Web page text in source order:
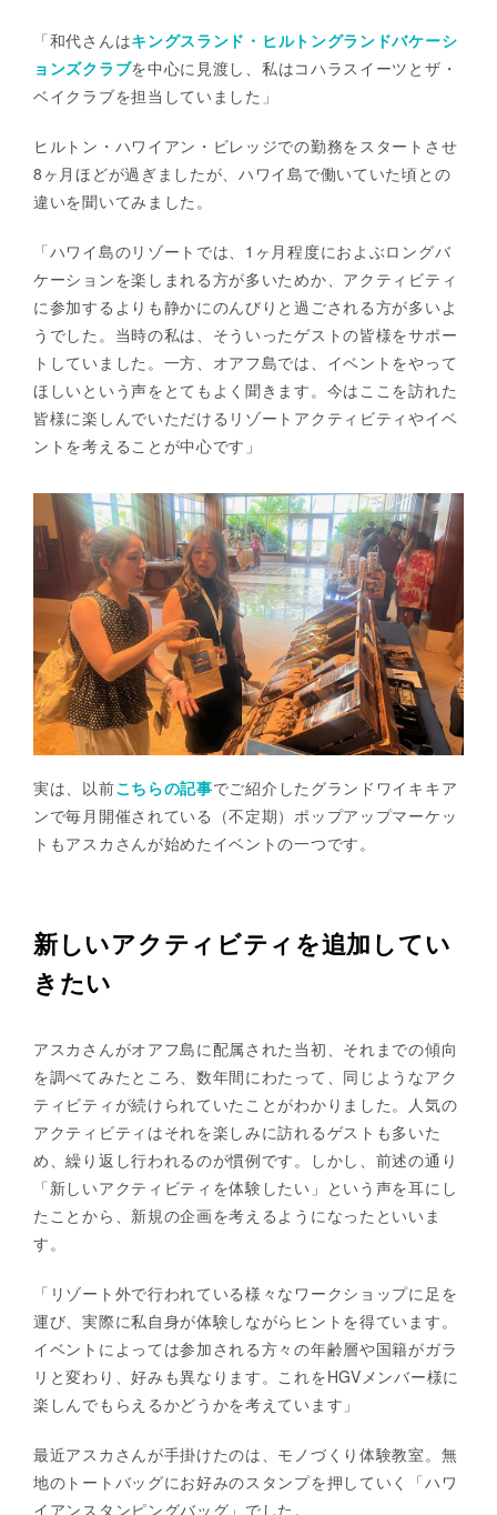
「和代さんはキングスランド・ヒルトングランドバケーシ
ョンズクラブを中心に見渡し、私はコハラスイーツとザ・
ベイクラブを担当していました」
ヒルトン・ハワイアン・ビレッジでの勤務をスタートさせ
8ヶ月ほどが過ぎましたが、ハワイ島で働いていた頃との
違いを聞いてみました。
「ハワイ島のリゾートでは、1ヶ月程度におよぶロングバ
ケーションを楽しまれる方が多いためか、アクティビティ
に参加するよりも静かにのんびりと過ごされる方が多いよ
うでした。当時の私は、そういったゲストの皆様をサポー
トしていました。一方、オアフ島では、イベントをやって
ほしいという声をとてもよく聞きます。今はここを訪れた
皆様に楽しんでいただけるリゾートアクティビティやイベ
ントを考えることが中心です」
実は、以前こちらの記事でご紹介したグランドワイキキア
ンで毎月開催されている（不定期）ポップアップマーケッ
トもアスカさんが始めたイベントの一つです。
新しいアクティビティを追加してい
きたい
アスカさんがオアフ島に配属された当初、それまでの傾向
を調べてみたところ、数年間にわたって、同じようなアク
ティビティが続けられていたことがわかりました。人気の
アクティビティはそれを楽しみに訪れるゲストも多いた
め、繰り返し行われるのが慣例です。しかし、前述の通り
「新しいアクティビティを体験したい」という声を耳にし
たことから、新規の企画を考えるようになったといいま
す。
「リゾート外で行われている様々なワークショップに足を
運び、実際に私自身が体験しながらヒントを得ています。
イベントによっては参加される方々の年齢層や国籍がガラ
リと変わり、好みも異なります。これをHGVメンバー様に
楽しんでもらえるかどうかを考えています」
最近アスカさんが手掛けたのは、モノづくり体験教室。無
地のトートバッグにお好みのスタンプを押していく「ハワ
イアンスタンピングバッグ」でした。